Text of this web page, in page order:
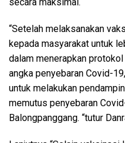
“Setelah melaksanakan
kepada masyarakat untuk
dalam menerapkan
angka penyebaran Covid-
untuk melakukan
memutus penyebaran
Balongpanggang. “tutur